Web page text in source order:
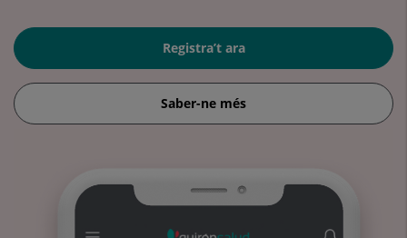
Registra’t ara
Saber-ne més